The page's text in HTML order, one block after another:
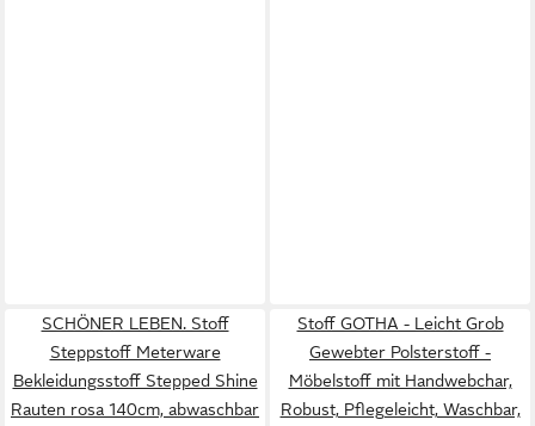
SCHÖNER LEBEN. Stoff
Steppstoff Meterware
Bekleidungsstoff Stepped Shine
Rauten rosa 140cm, abwaschbar
Stoff GOTHA - Leicht Grob
Gewebter Polsterstoff -
Möbelstoff mit Handwebchar,
Robust, Pflegeleicht, Waschbar,